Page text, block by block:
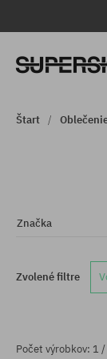
Štart
Značka
Zvolené filtre
Počet výrobkov: 1 /